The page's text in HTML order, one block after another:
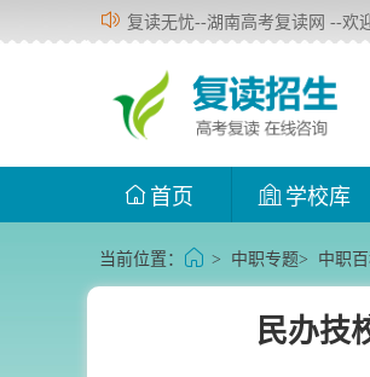
复读无忧--湖南高考复读网 --欢
首页 学校库
当前位置： > 中职专题> 中职
民办技